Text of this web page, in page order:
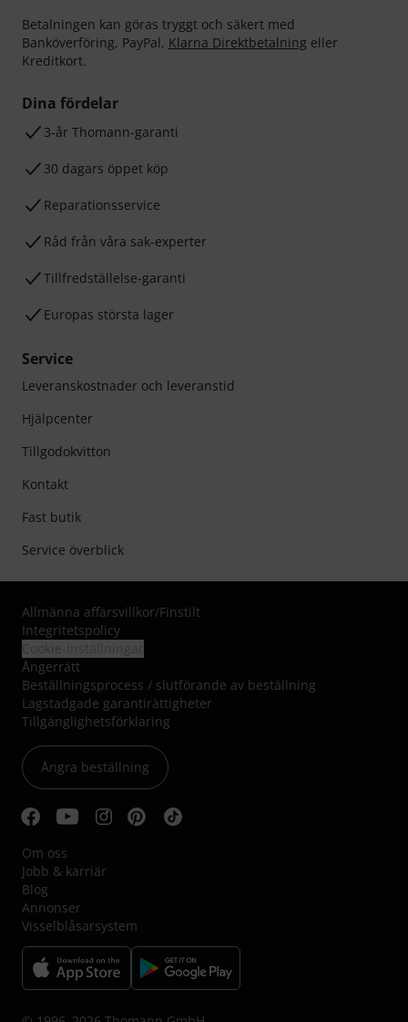
Betalningen kan göras tryggt och säkert med
Banköverföring, PayPal, Klarna Direktbetalning eller
Kreditkort.
Dina fördelar
3-år Thomann-garanti
30 dagars öppet köp
Reparationsservice
Råd från våra sak-experter
Tillfredställelse-garanti
Europas största lager
Service
Leveranskostnader och leveranstid
Hjälpcenter
Tillgodokvitton
Kontakt
Fast butik
Service överblick
Allmänna affärsvillkor/Finstilt
Integritetspolicy
Ångerrätt
Beställningsprocess / slutförande av beställning
Lagstadgade garantirättigheter
Tillgänglighetsförklaring
Ångra beställning
Om oss
Jobb & karriär
Blog
Annonser
Visselblåsarsystem